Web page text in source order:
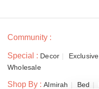
Community :
Special : Decor Exclusive
Wholesale
Shop By : Almirah Bed